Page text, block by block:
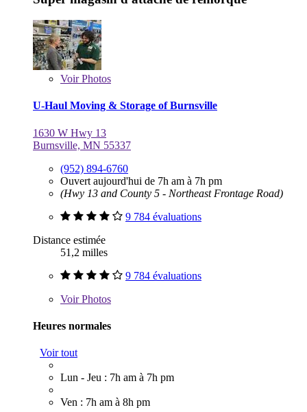
VoirPhotos
U-Haul Moving & Storage of Burnsville
1630 W Hwy 13
Burnsville, MN 55337
(952) 894-6760
Ouvert aujourd'hui de 7h am à 7h pm
(Hwy 13 and County 5 - Northeast Frontage Road)
9 784 évaluations
Distance estimée
51,2 milles
9 784 évaluations
VoirPhotos
Heures normales
Voir tout
Lun - Jeu : 7h am à 7h pm
Ven : 7h am à 8h pm